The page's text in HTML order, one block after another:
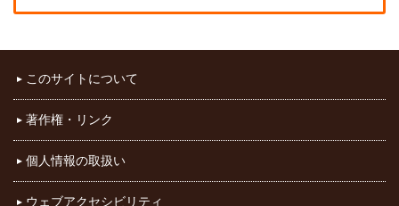
このサイトについて
著作権・リンク
個人情報の取扱い
ウェブアクセシビリティ